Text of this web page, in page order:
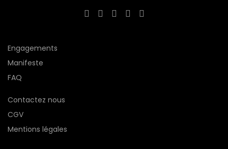
Engagements
Manifeste
FAQ
Contactez nous
CGV
Mentions légales